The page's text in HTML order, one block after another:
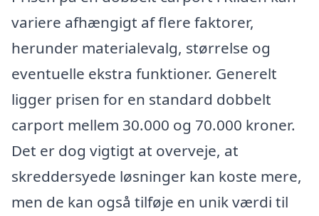
variere afhængigt af flere faktorer,
herunder materialevalg, størrelse og
eventuelle ekstra funktioner. Generelt
ligger prisen for en standard dobbelt
carport mellem 30.000 og 70.000 kroner.
Det er dog vigtigt at overveje, at
skreddersyede løsninger kan koste mere,
men de kan også tilføje en unik værdi til